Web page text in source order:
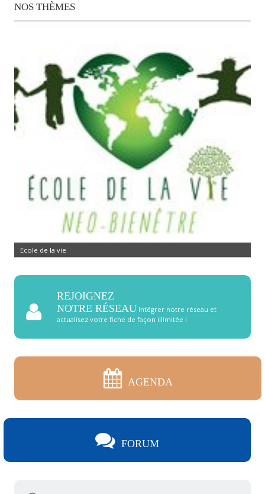
NOS THÈMES
Ecole de la vie
REJOIGNEZ
NOTRE RÉSEAU Intégrer notre réseau et
actualisez votre fiche de façon illimitée !
AGENDA
FORUM